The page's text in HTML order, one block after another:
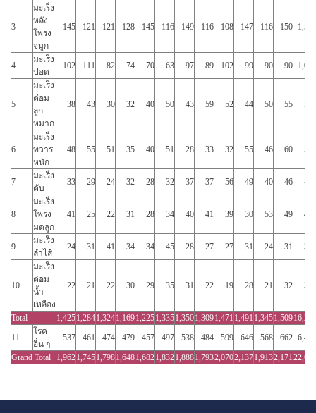
3
มะเร็ง
หลัง
โพรง
จมูก
145 121 121 128 145 116 149 116 108 147 116 150 1,559
4
มะเร็ง
ปอด
102 111 82 74 70 63 97 89 102 99 90 90 1,069
5
มะเร็ง
ต่อม
ลูก
หมาก
38 43 30 32 40 50 43 59 52 44 50 55 536
6
มะเร็ง
ทวาร
หนัก
48 55 51 35 40 51 28 33 32 55 46 60 534
7
มะเร็ง
ตับ
33 29 24 32 28 32 37 37 56 49 40 46 443
8
มะเร็ง
โพรง
มดลูก
41 25 22 31 28 34 40 41 39 30 53 49 433
9
มะเร็ง
ลำไส้
24 31 41 34 34 45 28 27 27 31 24 31 377
10
มะเร็ง
ต่อม
น้ำ
เหลือง
22 21 22 30 29 35 31 22 19 28 21 32 312
Total 1,4251,2841,3241,1691,2251,3351,3501,3091,471 1,491 1,3451,50916,237
11
โรค
อื่น ๆ
537 461 474 479 457 497 538 484 599 646 568 662 6,402
Grand Total
1,9621,7451,7981,6481,6821,8321,8881,7932,0702,1371,9132,17122,639